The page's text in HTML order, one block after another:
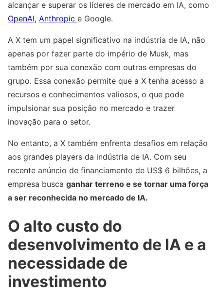
alcançar e superar os líderes de mercado em IA, como
OpenAI, Anthropic e Google.
A X tem um papel significativo na indústria de IA, não
apenas por fazer parte do império de Musk, mas
também por sua conexão com outras empresas do
grupo. Essa conexão permite que a X tenha acesso a
recursos e conhecimentos valiosos, o que pode
impulsionar sua posição no mercado e trazer
inovação para o setor.
No entanto, a X também enfrenta desafios em relação
aos grandes players da indústria de IA. Com seu
recente anúncio de financiamento de US$ 6 bilhões, a
empresa busca ganhar terreno e se tornar uma força
a ser reconhecida no mercado de IA.
O alto custo do
desenvolvimento de IA e a
necessidade de
investimento